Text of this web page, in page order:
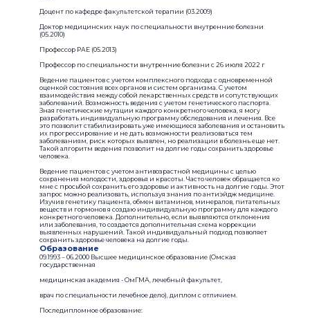
Доцент по кафедре факультетской терапии (03.2009)
Доктор медицинских наук по специальности внутренние болезни
(05.2010)
Профессор РАЕ (05.2013)
Профессор по специальности внутренние болезни с 26 июля 2022 г
Ведение пациентов с учетом комплексного подхода с одновременной
оценкой состояния всех органов и систем организма. С учетом
взаимодействия между собой лекарственных средств и сопутствующих
заболеваний. Возможность ведения с учетом генетического паспорта.
Зная генетические мутации каждого конкретного человека, я могу
разработать индивидуальную программу обследования и лечения. Все
это позволит стабилизировать уже имеющиеся заболевания и остановить
их прогрессирование и не дать возможности реализоваться тем
заболеваниям, риск которых выявлен, но реализации в болезнь еще нет.
Такой алгоритм ведения позволит на долгие годы сохранить здоровье
человека.
Ведение пациентов с учетом антивозрастной медицины с целью
сохранения молодости, здоровья и красоты. Часто человек обращается ко
мне с просьбой сохранить его здоровье и активность на долгие годы. Этот
запрос можно реализовать, используя знания по антиэйдж медицине.
Изучив генетику пациента, обмен витаминов, минералов, питательных
веществ и гормонов я создаю индивидуальную программу для каждого
конкретного человека. Дополнительно, если выявляются отклонения
или заболевания, то создается дополнительная схема коррекции
выявленных нарушений. Такой индивидуальный подход позволяет
сохранить здоровье человека на долгие годы.
Образование
09.1993 – 06.2000 Высшее медицинское образование (Омская
государственная
медицинская академия - ОмГМА, лечебный факультет,
врач по специальности лечебное дело), диплом с отличием.
Последипломное образование: